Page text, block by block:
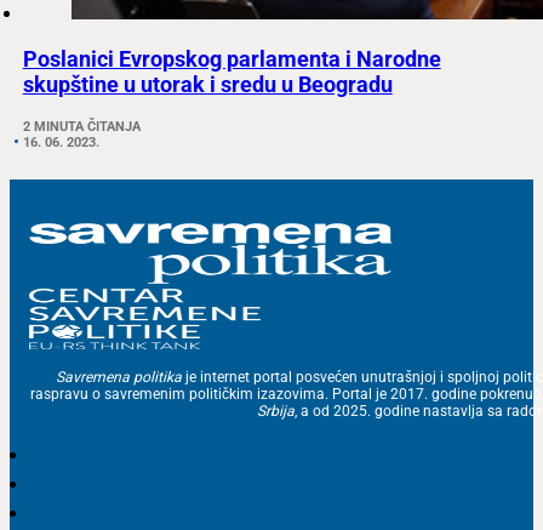
Poslanici Evropskog parlamenta i Narodne
skupštine u utorak i sredu u Beogradu
2 MINUTA ČITANJA
16. 06. 2023.
Savremena politika je internet portal posvećen unutrašnjoj i spoljnoj
raspravu o savremenim političkim izazovima. Portal je 2017. godine
Srbija, a od 2025. godine nastavlja sa